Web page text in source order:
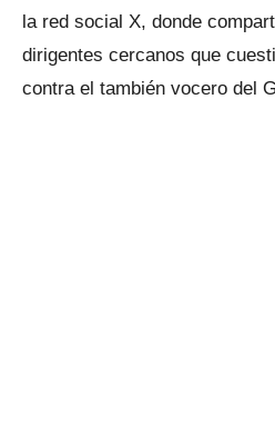
la red social X, donde
dirigentes cercanos que
contra el también vocero del